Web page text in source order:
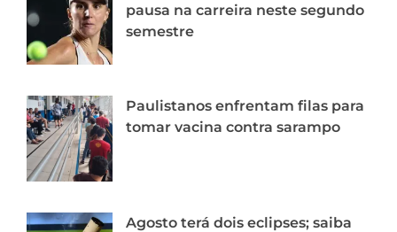
pausa na carreira neste segundo
semestre
Paulistanos enfrentam filas para
tomar vacina contra sarampo
Agosto terá dois eclipses; saiba